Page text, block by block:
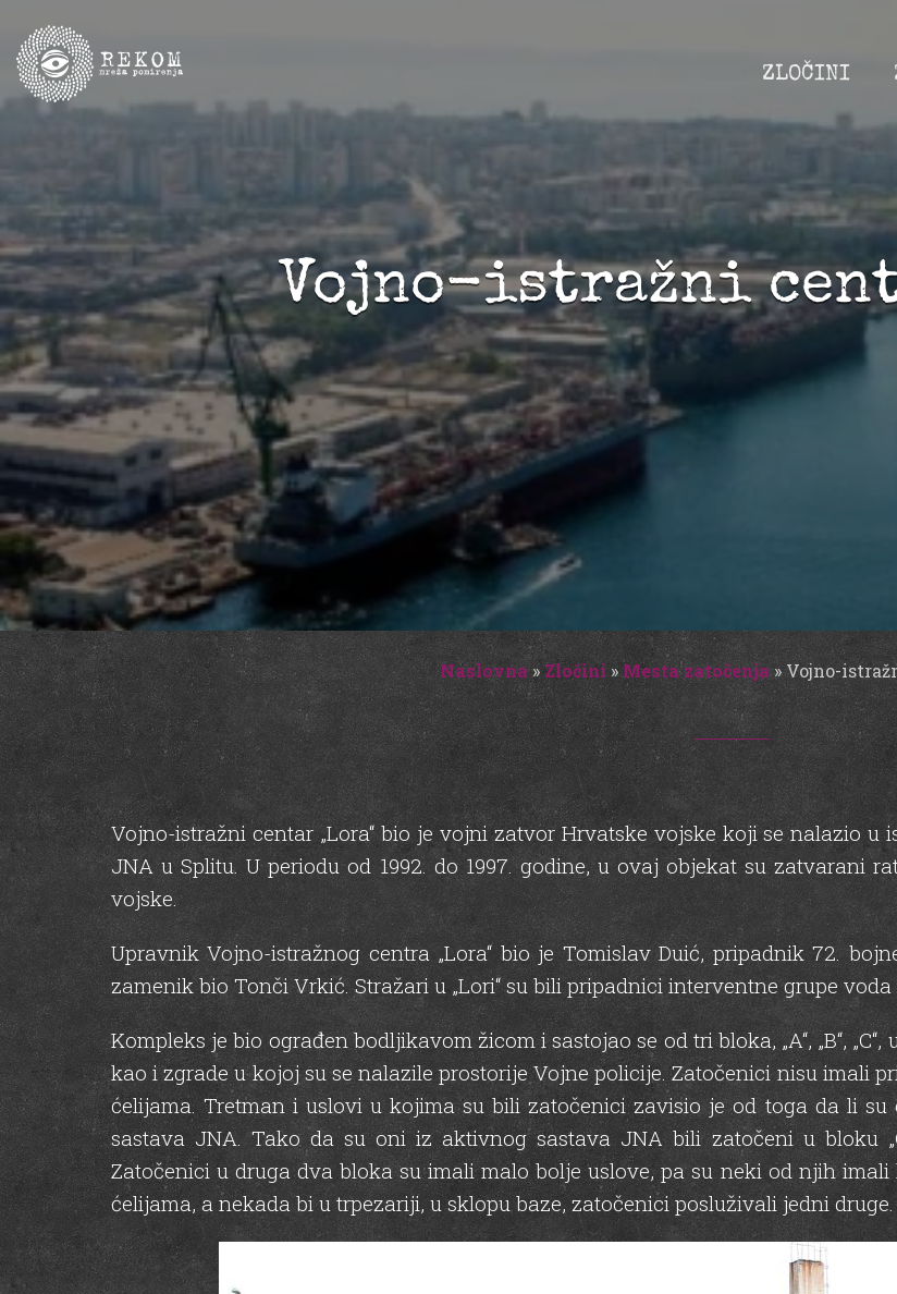
ZLOČINI
Vojno-istražni
Naslovna »Zločini»Mesta zatočenja»Vojno-
Vojno-istražni centar „Lora“ bio je vojni zatvor Hrvatske vojske koji se nalazio u
JNA u Splitu. U periodu od 1992. do 1997. godine, u ovaj objekat su zatvarani
vojske.
Upravnik Vojno-istražnog centra „Lora“ bio je Tomislav Duić, pripadnik 72.
zamenik bio Tonči Vrkić. Stražari u „Lori“ su bili pripadnici interventne grupe
Kompleks je bio ograđen bodljikavom žicom i sastojao se od tri bloka, „A“, „B“,
kao i zgrade u kojoj su se nalazile prostorije Vojne policije. Zatočenici nisu imali
ćelijama. Tretman i uslovi u kojima su bili zatočenici zavisio je od toga da li
sastava JNA. Tako da su oni iz aktivnog sastava JNA bili zatočeni u bloku
Zatočenici u druga dva bloka su imali malo bolje uslove, pa su neki od njih
ćelijama, a nekada bi u trpezariji, u sklopu baze, zatočenici posluživali jedni druge.